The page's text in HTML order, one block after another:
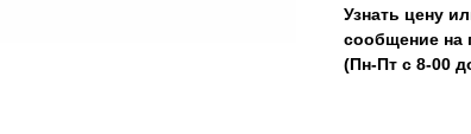
Узнать цену
сообщение на
(Пн-Пт с 8-00